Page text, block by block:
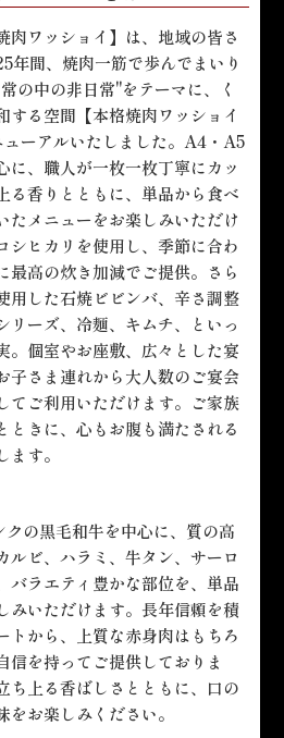
肉ワッショイ】は、地域の皆さ
年間、焼肉一筋で歩んでまいり
の中の非日常"をテーマに、く
する空間【本格焼肉ワッショイ
ーアルいたしました。A4・A5
に、職人が一枚一枚丁寧にカッ
る香りとともに、単品から食べ
たメニューをお楽しみいただけ
シヒカリを使用し、季節に合わ
最高の炊き加減でご提供。さら
用した石焼ビビンバ、辛さ調整
リーズ、冷麺、キムチ、といっ
。個室やお座敷、広々とした宴
子さま連れから大人数のご宴会
てご利用いただけます。ご家族
ときに、心もお腹も満たされる
す。
の黒毛和牛を中心に、質の高
ルビ、ハラミ、牛タン、サーロ
バラエティ豊かな部位を、単品
みいただけます。長年信頼を積
トから、上質な赤身肉はもちろ
信を持ってご提供しておりま
ち上る香ばしさとともに、口の
お楽しみください。